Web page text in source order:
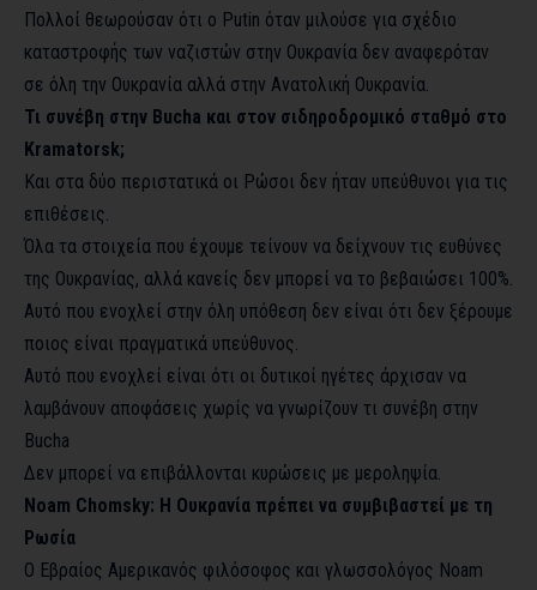
Πολλοί θεωρούσαν ότι ο Putin όταν μιλούσε για σχέδιο
καταστροφής των ναζιστών στην Ουκρανία δεν αναφερόταν
σε όλη την Ουκρανία αλλά στην Ανατολική Ουκρανία.
Τι συνέβη στην Bucha και στον σιδηροδρομικό σταθμό στο
Kramatorsk;
Και στα δύο περιστατικά οι Ρώσοι δεν ήταν υπεύθυνοι για τις
επιθέσεις.
Όλα τα στοιχεία που έχουμε τείνουν να δείχνουν τις ευθύνες
της Ουκρανίας, αλλά κανείς δεν μπορεί να το βεβαιώσει 100%.
Αυτό που ενοχλεί στην όλη υπόθεση δεν είναι ότι δεν ξέρουμε
ποιος είναι πραγματικά υπεύθυνος.
Αυτό που ενοχλεί είναι ότι οι δυτικοί ηγέτες άρχισαν να
λαμβάνουν αποφάσεις χωρίς να γνωρίζουν τι συνέβη στην
Bucha
Δεν μπορεί να επιβάλλονται κυρώσεις με μεροληψία.
Noam Chomsky: Η Ουκρανία πρέπει να συμβιβαστεί με τη
Ρωσία
Ο Εβραίος Αμερικανός φιλόσοφος και γλωσσολόγος Noam